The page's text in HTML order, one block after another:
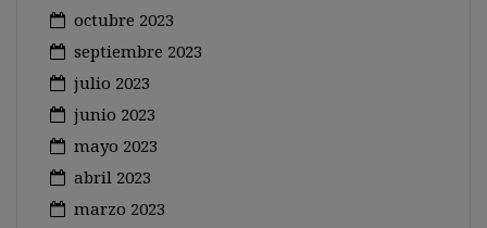
octubre 2023
septiembre 2023
julio 2023
junio 2023
mayo 2023
abril 2023
marzo 2023